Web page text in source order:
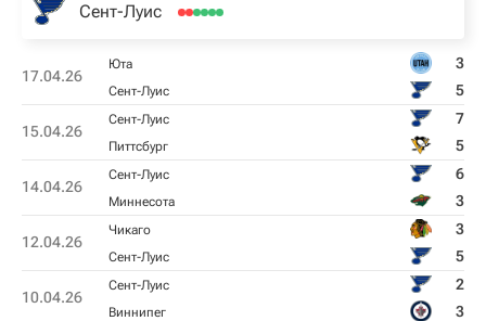
Сент-Луис
17.04.26
Юта 3
Сент-Луис 5
15.04.26
Сент-Луис 7
Питтсбург 5
14.04.26
Сент-Луис 6
Миннесота 3
12.04.26
Чикаго 3
Сент-Луис 5
10.04.26
Сент-Луис 2
Виннипег 3